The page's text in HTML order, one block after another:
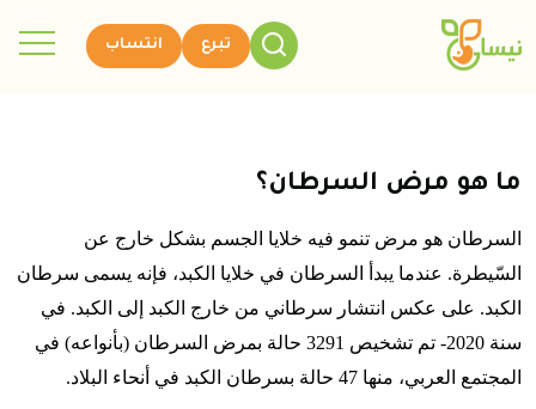
تبرع انتساب
ما هو مرض السرطان؟
السرطان هو مرض تنمو فيه خلايا الجسم بشكل خارج عن
السّيطرة. عندما يبدأ السرطان في خلايا الكبد، فإنه يسمى سرطان
الكبد. على عكس انتشار سرطاني من خارج الكبد إلى الكبد. في
سنة 2020- تم تشخيص 3291 حالة بمرض السرطان (بأنواعه) في
المجتمع العربي، منها 47 حالة بسرطان الكبد في أنحاء البلاد.